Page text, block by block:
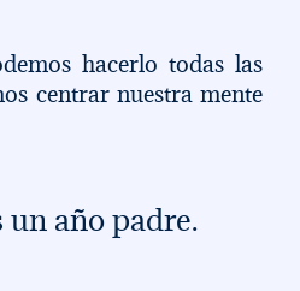
hacerlo todas las
centrar nuestra mente
un año padre.